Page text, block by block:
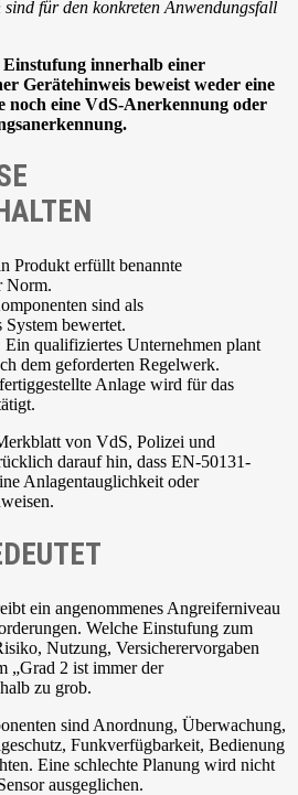
sind für den konkreten Anwendungsfall
Einstufung innerhalb einer
Gerätehinweis beweist weder eine
noch eine VdS-Anerkennung oder
Produkt erfüllt benannte
Norm.
sind als
bewertet.
Ein qualifiziertes Unternehmen plant
dem geforderten Regelwerk.
Anlage wird für das
von VdS, Polizei und
darauf hin, dass EN-50131-
Anlagentauglichkeit oder
ein angenommenes Angreiferniveau
Welche Einstufung zum
Nutzung, Versicherervorgaben
„Grad 2 ist immer der
zu grob.
sind Anordnung, Überwachung,
Funkverfügbarkeit, Bedienung
Eine schlechte Planung wird nicht
ausgeglichen.